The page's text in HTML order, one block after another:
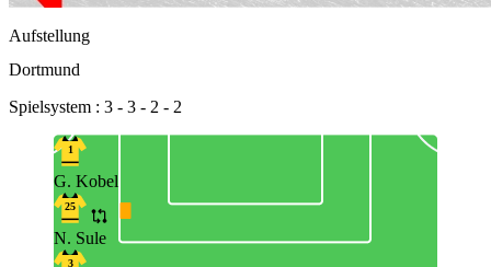
Aufstellung
Dortmund
Spielsystem : 3 - 3 - 2 - 2
1
G. Kobel
25
N. Sule
3